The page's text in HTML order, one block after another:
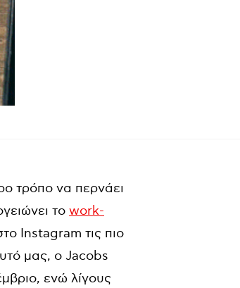
τρόπο να περνάει
το work-
Instagram τις πιο
μας, ο Jacobs
ενώ λίγους